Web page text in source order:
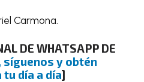
Carmona.
DE WHATSAPP DE
síguenos y obtén
día a día]